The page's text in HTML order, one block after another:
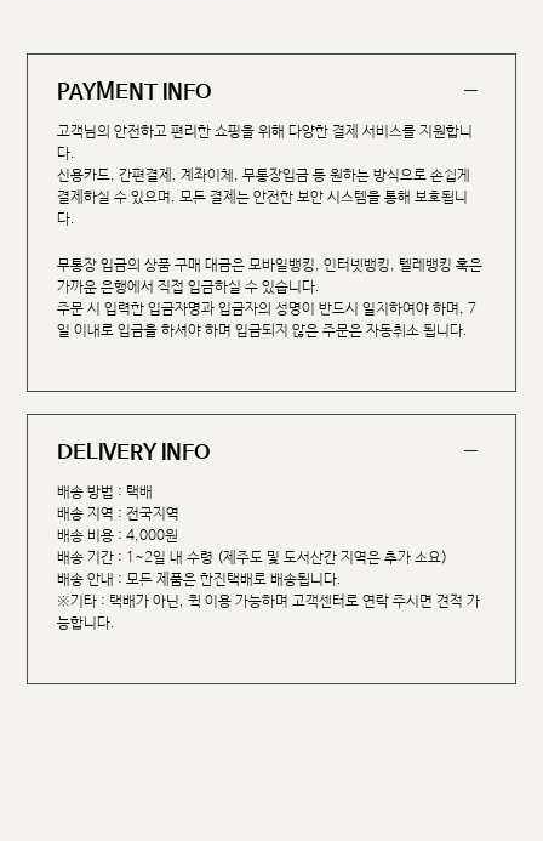
PAYMENT INFO
고객님의 안전하고 편리한 쇼핑을 위해 다양한 결제 서비스를 지원합니
다.
신용카드, 간편결제, 계좌이체, 무통장입금 등 원하는 방식으로 손쉽게
결제하실 수 있으며, 모든 결제는 안전한 보안 시스템을 통해 보호됩니
다.
무통장 입금의 상품 구매 대금은 모바일뱅킹, 인터넷뱅킹, 텔레뱅킹 혹은
가까운 은행에서 직접 입금하실 수 있습니다.
주문 시 입력한 입금자명과 입금자의 성명이 반드시 일치하여야 하며, 7
일 이내로 입금을 하셔야 하며 입금되지 않은 주문은 자동취소 됩니다.
DELIVERY INFO
배송 방법 : 택배
배송 지역 : 전국지역
배송 비용 : 4,000원
배송 기간 : 1~2일 내 수령 (제주도 및 도서산간 지역은 추가 소요)
배송 안내 : 모든 제품은 한진택배로 배송됩니다.
※기타 : 택배가 아닌, 퀵 이용 가능하며 고객센터로 연락 주시면 견적 가
능합니다.